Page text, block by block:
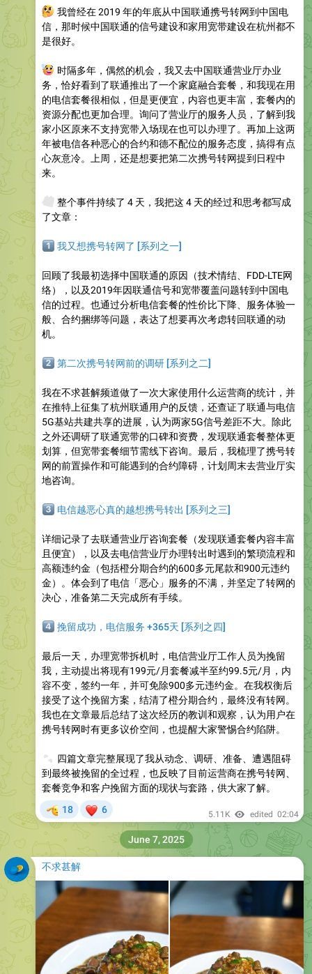
我曾经在 2019 年的年底从中国联通携号转网到中国电
信，那时候中国联通的信号建设和家用宽带建设在杭州都不
是很好。
时隔多年，偶然的机会，我又去中国联通营业厅办业
务，恰好看到了联通推出了一个家庭融合套餐，和我现在用
的电信套餐很相似，但是更便宜，内容也更丰富，套餐内的
资源分配也更加合理。询问了营业厅的服务人员，了解到我
家小区原来不支持宽带入场现在也可以办理了。再加上这两
年被电信各种恶心的合约和德不配位的服务态度，搞得有点
心灰意冷。上周，还是想要把第二次携号转网提到日程中
来。
整个事件持续了 4 天，我把这 4 天的经过和思考都写成
了文章：
我又想携号转网了 [系列之一]
回顾了我最初选择中国联通的原因（技术情结、FDD-LTE网
络），以及2019年因联通信号和宽带覆盖问题转到中国电
信的过程。也通过分析电信套餐的性价比下降、服务体验一
般、合约捆绑等问题，表达了想要再次考虑转回联通的动
机。
第二次携号转网前的调研 [系列之二]
我在不求甚解频道做了一次大家使用什么运营商的统计，并
在推特上征集了杭州联通用户的反馈，还查证了联通与电信
5G基站共建共享的进展，认为两家5G信号差距不大。除此
之外还调研了联通宽带的口碑和资费，发现联通套餐整体更
划算，但宽带套餐细节需线下咨询。最后，我梳理了携号转
网的前置操作和可能遇到的合约障碍，计划周末去营业厅实
地咨询。
电信越恶心真的越想携号转出 [系列之三]
详细记录了去联通营业厅咨询套餐（发现联通套餐内容丰富
且便宜），以及去电信营业厅办理转出时遇到的繁琐流程和
高额违约金（包括橙分期合约的600多元尾款和900元违约
金）。体会到了电信「恶心」服务的不满，并坚定了转网的
决心，准备第二天完成所有手续。
挽留成功，电信服务 +365天 [系列之四]
最后一天，办理宽带拆机时，电信营业厅工作人员为挽留
我，主动提出将现有199元/月套餐减半至约99.5元/月，内
容不变，签约一年，并可免除900多元违约金。在我权衡后
接受了这个挽留方案，结清了橙分期合约，最终没有转网。
我也在文章最后总结了这次经历的教训和观察，认为用户在
携号转网时有更多议价空间，也提醒大家警惕合约陷阱。
四篇文章完整展现了我从动念、调研、准备、遭遇阻碍
到最终被挽留的全过程，也反映了目前运营商在携号转网、
套餐竞争和客户挽留方面的现状与套路，供大家了解。
18 6 5.11K edited 02:04
不求甚解
June 7, 2025